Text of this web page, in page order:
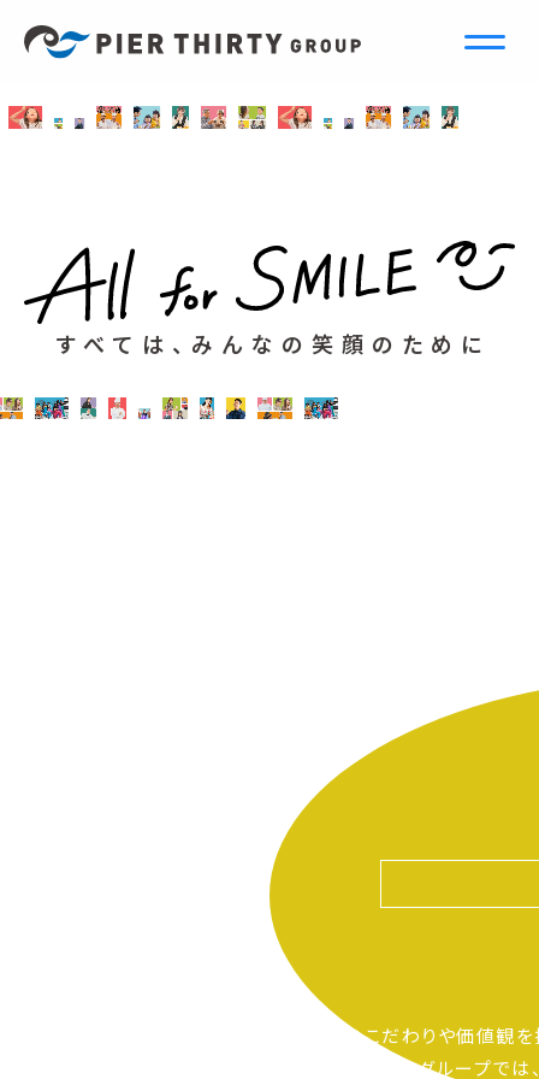
すべては、みんなの笑顔のために
自分たちのこだわりや価値観
ピアーサーティーグループでは